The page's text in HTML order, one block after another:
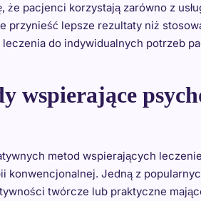
pacjenci korzystają zarówno z
lepsze rezultaty niż
do indywidualnych potrzeb
wspierające
metod wspierających
konwencjonalnej. Jedną z
twórcze lub praktyczne